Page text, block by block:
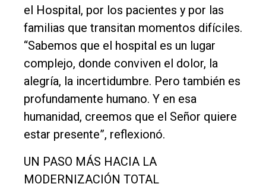
el Hospital, por los pacientes y por las
familias que transitan momentos difíciles.
“Sabemos que el hospital es un lugar
complejo, donde conviven el dolor, la
alegría, la incertidumbre. Pero también es
profundamente humano. Y en esa
humanidad, creemos que el Señor quiere
estar presente”, reflexionó.
UN PASO MÁS HACIA LA
MODERNIZACIÓN TOTAL